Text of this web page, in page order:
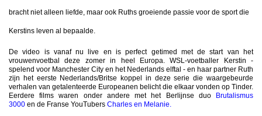
bracht niet alleen liefde, maar ook Ruths groeiende passie voor de sport die
Kerstins leven al bepaalde.
De video is vanaf nu live en is perfect getimed met de start van het
vrouwenvoetbal deze zomer in heel Europa. WSL-voetballer Kerstin -
spelend voor Manchester City en het Nederlands elftal - en haar partner Ruth
zijn het eerste Nederlands/Britse koppel in deze serie die waargebeurde
verhalen van getalenteerde Europeanen belicht die elkaar vonden op Tinder.
Eerdere films waren onder andere met het Berlijnse duo
Brutalismus
3000 en de Franse YouTubers Charles en Melanie.